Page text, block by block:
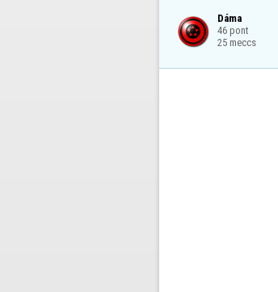
Dáma
46 pont
25 meccs